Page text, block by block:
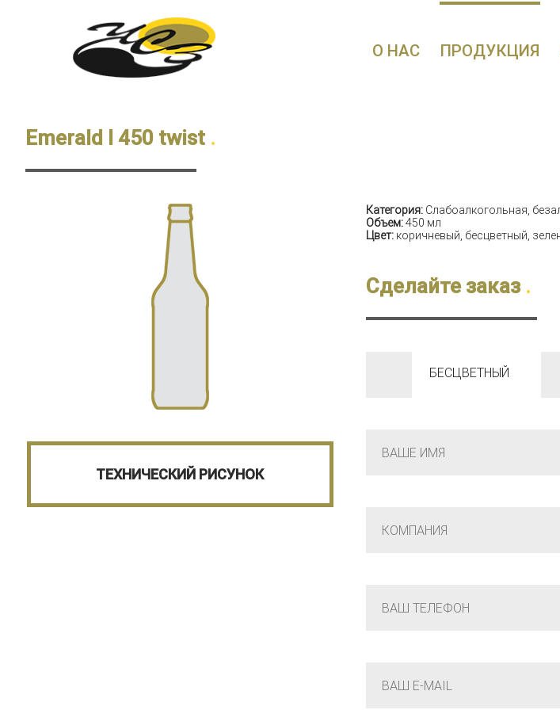
О НАС ПРОДУКЦИЯ
Emerald I 450 twist .
ТЕХНИЧЕСКИЙ РИСУНОК
Категория: Слабоалкогольная,
Объем:450 мл
Цвет: коричневый, бесцветный,
Сделайте заказ .
БЕСЦВЕТНЫЙ